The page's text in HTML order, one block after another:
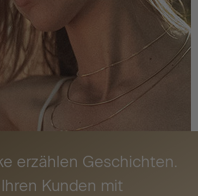
erzählen Geschichten.
Kunden mit